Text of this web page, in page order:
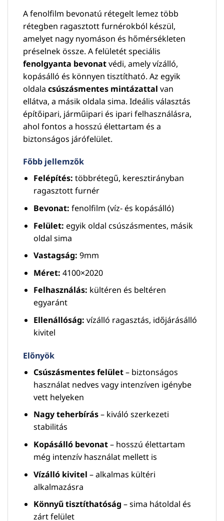
A fenolfilm bevonatú rétegelt lemez több
rétegben ragasztott furnérokból készül,
amelyet nagy nyomáson és hőmérsékleten
préselnek össze. A felületét speciális
fenolgyanta bevonatvédi, amely vízálló,
kopásálló és könnyen tisztítható. Az egyik
oldala csúszásmentes mintázattal van
ellátva, a másik oldala sima. Ideális választás
építőipari, járműipari és ipari felhasználásra,
ahol fontos a hosszú élettartam és a
biztonságos járófelület.
Főbb jellemzők
Felépítés: többrétegű, keresztirányban
ragasztott furnér
Bevonat: fenolfilm (víz- és kopásálló)
Felület: egyik oldal csúszásmentes, másik
oldal sima
Vastagság: 9mm
Méret: 4100×2020
Felhasználás: kültéren és beltéren
egyaránt
Ellenállóság: vízálló ragasztás, időjárásálló
kivitel
Előnyök
Csúszásmentes felület– biztonságos
használat nedves vagy intenzíven igénybe
vett helyeken
Nagy teherbírás– kiváló szerkezeti
stabilitás
Kopásálló bevonat– hosszú élettartam
még intenzív használat mellett is
Vízálló kivitel – alkalmas kültéri
alkalmazásra
Könnyű tisztíthatóság – sima hátoldal és
zárt felület